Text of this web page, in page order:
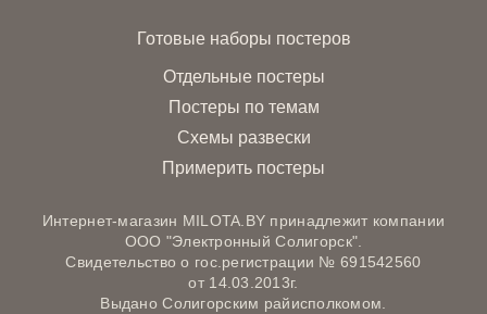
Готовые наборы постеров
Отдельные постеры
Постеры по темам
Схемы развески
Примерить постеры
Интернет-магазин MILOTA.BY принадлежит компании
ООО "Электронный Солигорск".
Свидетельство о гос.регистрации № 691542560
от 14.03.2013г.
Выдано Солигорским райисполкомом.